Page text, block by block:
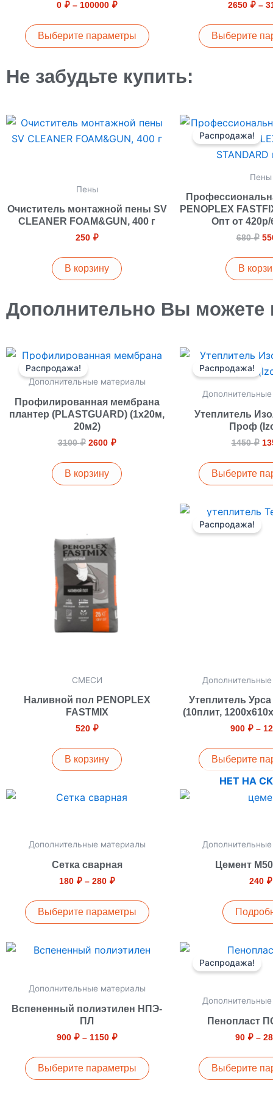
0 ₽ – 100000 ₽
Выберите параметры
вариаций.
Опции
можно
на
странице
2650 ₽ –
Выберите
Не забудьте купить:
Пены
Очиститель монтажной пены SV
CLEANER FOAM&GUN, 400 г
250 ₽
В корзину
Распродажа!
Пены
PENOPLEX
Опт от
680₽
В
Дополнительно Вы можете
Распродажа!
Дополнительные материалы
Профилированная мембрана
плантер (PLASTGUARD) (1х20м,
20м2)
3100₽
Первоначальная
цена
3100 ₽.
2600 ₽
Текущая
цена:
В корзину
Распродажа!
Утеплитель
Проф
1450₽
Выберите
СМЕСИ
Наливной пол PENOPLEX
FASTMIX
520 ₽
В корзину
Распродажа!
Утеплитель Урса
(10плит,
900 ₽ –
Выберите
Дополнительные материалы
Сетка сварная
180 ₽ – 280 ₽
Диапазон
цен:
Выберите параметры
Этот
несколько
вариаций.
Опции
выбрать
на
товара.
НЕТ НА
Цемент
240 ₽
Дополнительные материалы
Вспененный полиэтилен НПЭ-
ПЛ
900 ₽ – 1150 ₽
Диапазон
1150 ₽
Выберите параметры
Этот
несколько
вариаций.
Опции
можно
выбрать
Распродажа!
Пенопласт
90 ₽ –
Выберите